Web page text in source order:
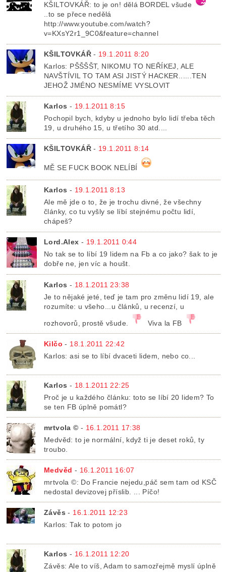
KŠILTOVKÁŘ: to je on! dělá BORDEL všude
..to se přece nedělá
http://www.youtube.com/watch?
v=KXsY2r1_9C0&feature=channel
KŠILTOVKÁŘ- 19.1.2011 8:20
Karlos: PŠŠŠŠT, NIKOMU TO NEŘÍKEJ, ALE
NAVŠTÍVIL TO TAM ASI JISTÝ HACKER......TEN
JEHOŽ JMÉNO NESMÍME VYSLOVIT
Karlos - 19.1.2011 8:15
Pochopil bych, kdyby u jednoho bylo lidí třeba těch
19, u druhého 15, u třetího 30 atd....
KŠILTOVKÁŘ- 19.1.2011 8:14
MĚ SE FUCK BOOK NELÍBÍ
Karlos - 19.1.2011 8:13
Ale mě jde o to, že je trochu divné, že všechny
články, co tu vyšly se líbí stejnému počtu lidí,
chápeš?
Lord.Alex - 19.1.2011 0:44
No tak se to líbí 19 lidem na Fb a co jako? šak to je
dobře ne, jen víc a houšt.
Karlos - 18.1.2011 23:38
Je to nějaké jeté, teď je tam pro změnu lidí 19, ale
rozumíte: u všeho...u článků, u recenzí, u
rozhovorů, prostě všude. Viva la FB
Kilčo - 18.1.2011 22:42
Karlos: asi se to líbí dvaceti lidem, nebo co...
Karlos - 18.1.2011 22:25
Proč je u každého článku: toto se líbí 20 lidem? To
se ten FB úplně pomátl?
mrtvola © - 16.1.2011 17:38
Medvěd: to je normální, když ti je deset roků, ty
troubo.
Medvěd - 16.1.2011 16:07
mrtvola ©: Do Francie nejedu,páč sem tam od KSČ
nedostal devizovej příslib. ... Píčo!
Závěs - 16.1.2011 12:23
Karlos: Tak to potom jo
Karlos - 16.1.2011 12:20
Závěs: Ale to víš, Adam to samozřejmě myslí úplně